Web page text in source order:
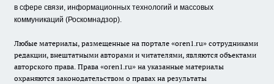
в сфере связи, информационных технологий и массовых
коммуникаций (Роскомнадзор).
Любые материалы, размещенные на портале «oren1.ru» сотрудниками
редакции, внештатными авторами и читателями, являются объектами
авторского права. Права «oren1.ru» на указанные материалы
охраняются законодательством о правах на результаты